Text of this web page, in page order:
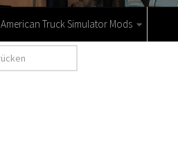
American Truck Simulator Mods